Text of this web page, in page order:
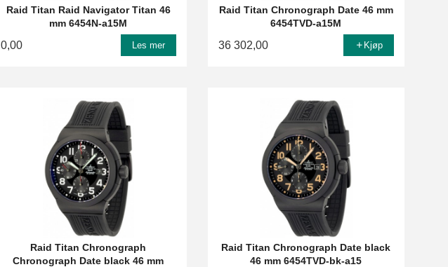
Raid Titan Raid Navigator Titan 46
mm 6454N-a15M
0,00 Les mer
Raid Titan Chronograph Date 46 mm
6454TVD-a15M
36 302,00 Kjøp
Raid Titan Chronograph
Chronograph Date black 46 mm
Raid Titan Chronograph Date black
46 mm 6454TVD-bk-a15